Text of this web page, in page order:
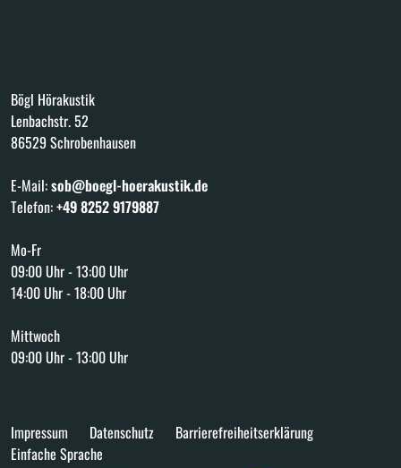
Bögl Hörakustik
Lenbachstr. 52
86529 Schrobenhausen
E-Mail:sob@boegl-hoerakustik.de
Telefon:+49 8252 9179887
Mo-Fr
09:00 Uhr - 13:00 Uhr
14:00 Uhr - 18:00 Uhr
Mittwoch
09:00 Uhr - 13:00 Uhr
Impressum Datenschutz
Barrierefreiheitserklärung
Einfache Sprache